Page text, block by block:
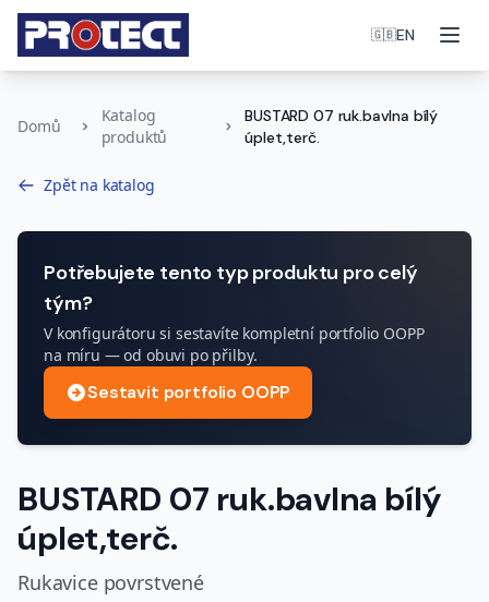
🇬🇧EN
Domů
Katalog
produktů
BUSTARD 07 ruk.bavlna bílý
úplet,terč.
Zpět na katalog
Potřebujete tento typ produktu pro celý
tým?
V konfigurátoru si sestavíte kompletní portfolio OOPP
na míru — od obuvi po přilby.
Sestavit portfolio OOPP
BUSTARD 07 ruk.bavlna bílý
úplet,terč.
Rukavice povrstvené